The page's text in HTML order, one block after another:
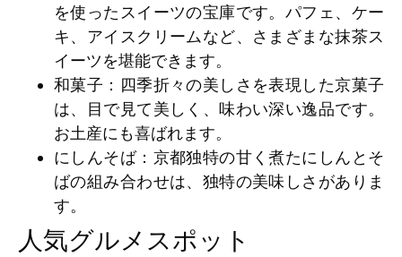
を使ったスイーツの宝庫です。パフェ、ケー
キ、アイスクリームなど、さまざまな抹茶ス
イーツを堪能できます。
和菓子 ：四季折々の美しさを表現した京菓子
は、目で見て美しく、味わい深い逸品です。
お土産にも喜ばれます。
にしんそば：京都独特の甘く煮たにしんとそ
ばの組み合わせは、独特の美味しさがありま
す。
人気グルメスポット